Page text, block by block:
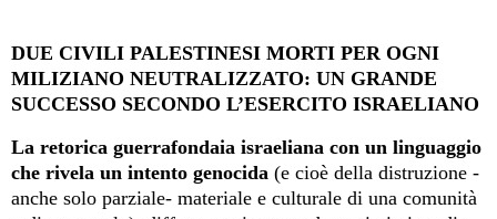
DUE CIVILI PALESTINESI MORTI PER OGNI
MILIZIANO NEUTRALIZZATO: UN GRANDE
SUCCESSO SECONDO L’ESERCITO ISRAELIANO
La retorica guerrafondaia israeliana con un linguaggio
che rivela un intento genocida (e cioè della distruzione -
anche solo parziale- materiale e culturale di una comunità